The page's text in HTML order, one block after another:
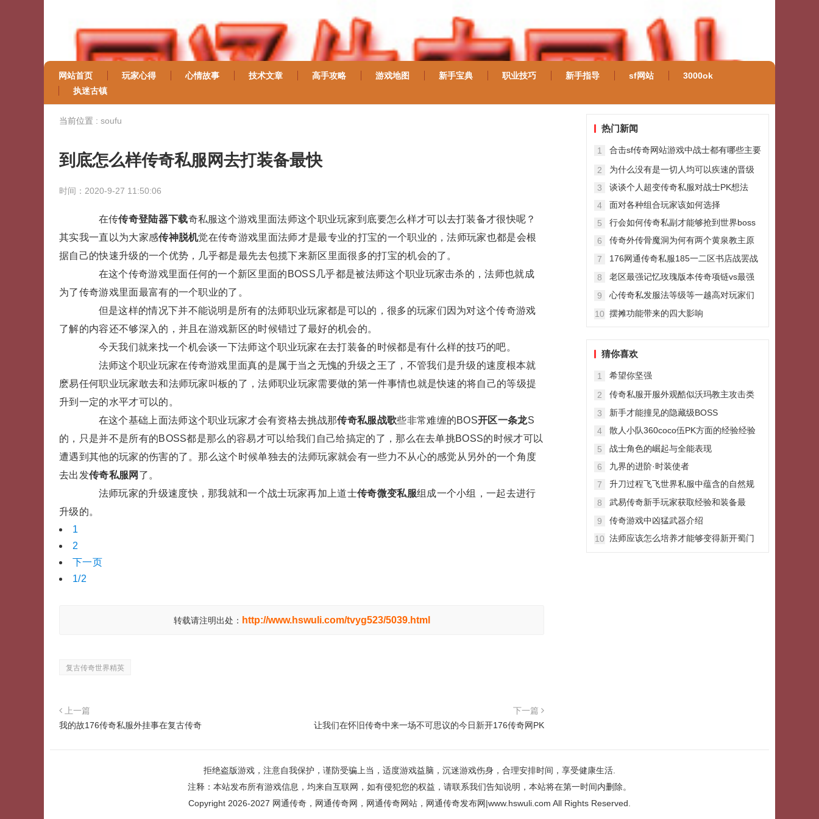
网站首页 玩家心得 心情故事 技术文章 高手攻略 游戏地图 新手宝典 职业技巧 新手指导 sf网站
3000ok
执迷古镇
当前位置 : soufu
到底怎么样传奇私服网去打装备最快
时间：2020-9-27 11:50:06
在传传奇登陆器下载奇私服这个游戏里面法师这个职业玩家到底要怎么样才可以去打装备才很快呢？
其实我一直以为大家感传神脱机觉在传奇游戏里面法师才是最专业的打宝的一个职业的，法师玩家也都是会根
据自己的快速升级的一个优势，几乎都是最先去包揽下来新区里面很多的打宝的机会的了。
在这个传奇游戏里面任何的一个新区里面的BOSS几乎都是被法师这个职业玩家击杀的，法师也就成
为了传奇游戏里面最富有的一个职业的了。
但是这样的情况下并不能说明是所有的法师职业玩家都是可以的，很多的玩家们因为对这个传奇游戏
了解的内容还不够深入的，并且在游戏新区的时候错过了最好的机会的。
今天我们就来找一个机会谈一下法师这个职业玩家在去打装备的时候都是有什么样的技巧的吧。
法师这个职业玩家在传奇游戏里面真的是属于当之无愧的升级之王了，不管我们是升级的速度根本就
麽易任何职业玩家敢去和法师玩家叫板的了，法师职业玩家需要做的第一件事情也就是快速的将自己的等级提
升到一定的水平才可以的。
在这个基础上面法师这个职业玩家才会有资格去挑战那传奇私服战歌些非常难缠的BOS开区一条龙S
的，只是并不是所有的BOSS都是那么的容易才可以给我们自己给搞定的了，那么在去单挑BOSS的时候才可以
遭遇到其他的玩家的伤害的了。那么这个时候单独去的法师玩家就会有一些力不从心的感觉从另外的一个角度
去出发传奇私服网 了。
法师玩家的升级速度快，那我就和一个战士玩家再加上道士传奇微变私服组成一个小组，一起去进行
升级的。
1
2
下一页
1/2
转载请注明出处： http://www.hswuli.com/tvyg523/5039.html
复古传奇世界精英
上一篇
我的故176传奇私服外挂事在复古传奇
下一篇
让我们在怀旧传奇中来一场不可思议的今日新开176传奇网PK
热门新闻
1
合击sf传奇网站游戏中战士都有哪些主要
2
为什么没有是一切人均可以疾速的晋级
3
谈谈个人超变传奇私服对战士PK想法
4
面对各种组合玩家该如何选择
5
行会如何传奇私副才能够抢到世界boss
6
传奇外传骨魔洞为何有两个黄泉教主原
7
176网通传奇私服185一二区书店战罢战
8
老区最强记忆玫瑰版本传奇项链vs最强
9
心传奇私发服法等级等一越高对玩家们
10 摆摊功能带来的四大影响
猜你喜欢
1
希望你坚强
2
传奇私服开服外观酷似沃玛教主攻击类
3
新手才能撞见的隐藏级BOSS
4
散人小队360coco伍PK方面的经验经验
5
战士角色的崛起与全能表现
6
九界的进阶·时装使者
7
升刀过程飞飞世界私服中蕴含的自然规
8
武易传奇新手玩家获取经验和装备最
9
传奇游戏中凶猛武器介绍
10 法师应该怎么培养才能够变得新开蜀门
拒绝盗版游戏，注意自我保护，谨防受骗上当，适度游戏益脑，沉迷游戏伤身，合理安排时间，享受健康生活.
注释：本站发布所有游戏信息，均来自互联网，如有侵犯您的权益，请联系我们告知说明，本站将在第一时间内删除。
Copyright 2026-2027 网通传奇，网通传奇网，网通传奇网站，网通传奇发布网|www.hswuli.com All Rights Reserved.